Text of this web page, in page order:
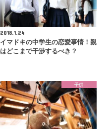
2018.1.24
イマドキの中学生の恋愛事情！親
はどこまで干渉するべき？
子供